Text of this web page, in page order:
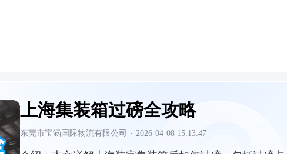
上海集装箱过磅全攻略
东莞市宝涵国际物流有限公司 · 2026-04-08 15:13:47